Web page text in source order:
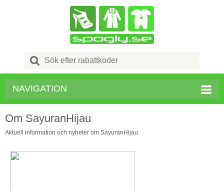
Search
for:
NAVIGATION
Om SayuranHijau
Aktuell information och nyheter om SayuranHijau.